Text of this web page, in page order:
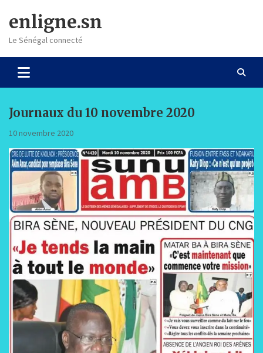
content
enligne.sn
Le Sénégal connecté
Journaux du 10 novembre 2020
10 novembre 2020